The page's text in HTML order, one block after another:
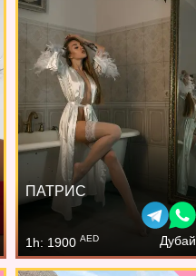
ПАТРИС
1h: 1900 AED Дубай